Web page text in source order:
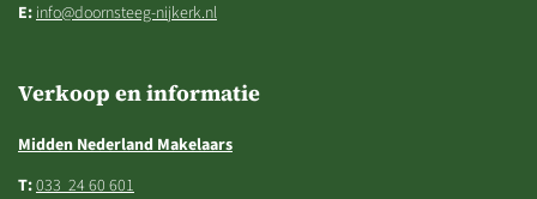
E:info@doornsteeg-nijkerk.nl
Verkoop en informatie
Midden Nederland Makelaars
T:033 ­ 24 60 601